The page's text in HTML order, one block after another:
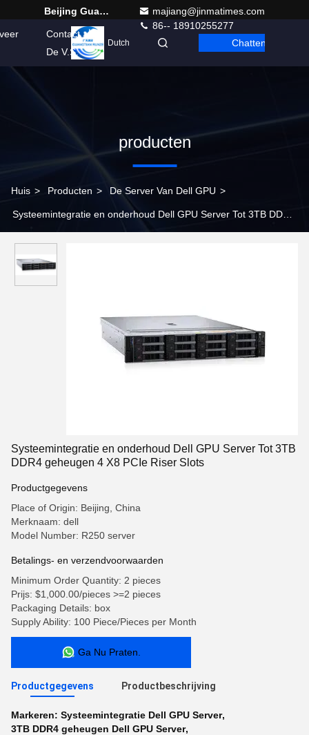
Beijing Guangtian Runze Technology Co., Ltd.
majiang@jinmatimes.com
86-- 18910255277
Contact
De V.S.
Dutch Chatten
producten
Huis > Producten > De Server Van Dell GPU >
Systeemintegratie en onderhoud Dell GPU Server Tot 3TB DDR4
Systeemintegratie en onderhoud Dell GPU Server Tot 3TB
DDR4 geheugen 4 X8 PCIe Riser Slots
Productgegevens
Place of Origin: Beijing, China
Merknaam: dell
Model Number: R250 server
Betalings- en verzendvoorwaarden
Minimum Order Quantity: 2 pieces
Prijs: $1,000.00/pieces >=2 pieces
Packaging Details: box
Supply Ability: 100 Piece/Pieces per Month
Ga Nu Praten.
Productgegevens Productbeschrijving
Markeren: Systeemintegratie Dell GPU Server,
3TB DDR4 geheugen Dell GPU Server,